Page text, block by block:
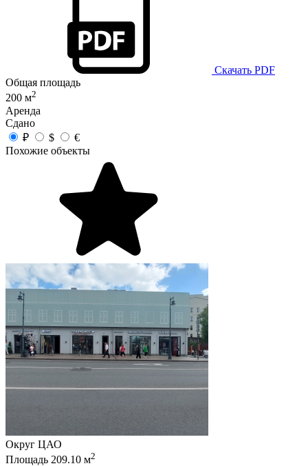
Скачать PDF
Общая площадь
200 м2
Аренда
Сдано
₽
$
€
Похожие объекты
Округ ЦАО
Площадь 209.10 м2